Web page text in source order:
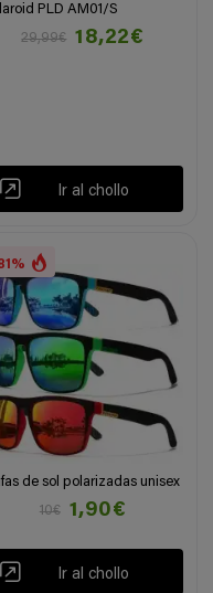
PLD AM01/S
29,99€
18,22€
Ir al chollo
de sol polarizadas unisex
10€
1,90€
Ir al chollo